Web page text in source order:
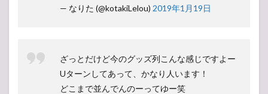
— なりた (@kotakiLelou) 2019年1月19日
ざっとだけど今のグッズ列こんな感じですよー
Uターンしてあって、かなり人います！
どこまで並んでんのーってゆー笑